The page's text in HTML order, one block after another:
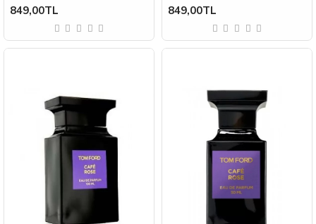
849,00TL 849,00TL